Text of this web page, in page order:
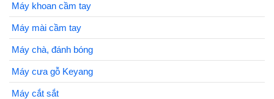
Máy khoan cầm tay
Máy mài cầm tay
Máy chà, đánh bóng
Máy cưa gỗ Keyang
Máy cắt sắt